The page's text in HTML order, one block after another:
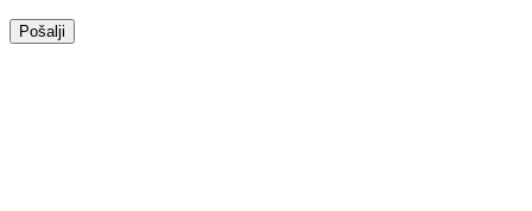
Pošalji